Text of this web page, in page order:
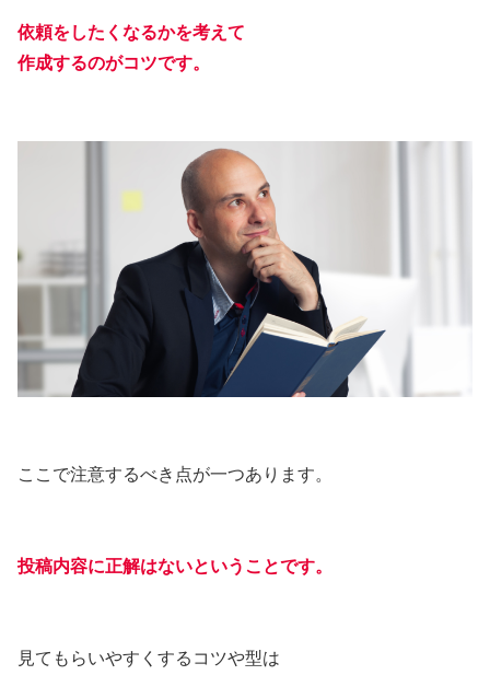
依頼をしたくなるかを考えて
作成するのがコツです。
ここで注意するべき点が一つあります。
投稿内容に正解はないということです。
見てもらいやすくするコツや型は